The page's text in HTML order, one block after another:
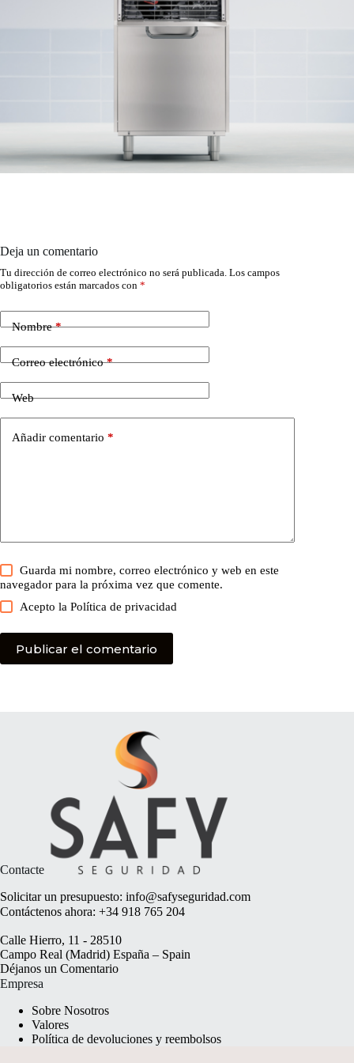
Deja un comentario
Tu dirección de correo electrónico no será publicada. Los campos
obligatorios están marcados con *
Nombre*
Correo electrónico*
Web
Añadir comentario *
Guarda mi nombre, correo electrónico y web en este
navegador para la próxima vez que comente.
Acepto laPolítica de privacidad
Publicar el comentario
Contacte
Solicitar un presupuesto: info@safyseguridad.com
Contáctenos ahora: +34 918 765 204
Calle Hierro, 11 - 28510
Campo Real (Madrid) España – Spain
Déjanos un Comentario
Empresa
Sobre Nosotros
Valores
Política de devoluciones y reembolsos